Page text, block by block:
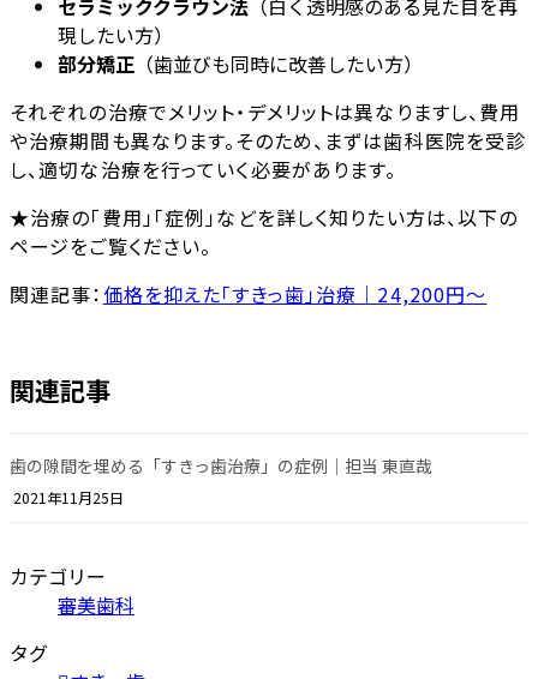
現したい方）
部分矯正 （歯並びも同時に改善したい方）
それぞれの治療でメリット・デメリットは異なりますし、費用
や治療期間も異なります。そのため、まずは歯科医院を受診
し、適切な治療を行っていく必要があります。
★治療の「費用」「症例」などを詳しく知りたい方は、以下の
ページをご覧ください。
関連記事： 価格を抑えた「すきっ歯」治療｜24,200円～
関連記事
歯の隙間を埋める「すきっ歯治療」の症例｜担当 東直哉
2021年11月25日
カテゴリー
審美歯科
タグ